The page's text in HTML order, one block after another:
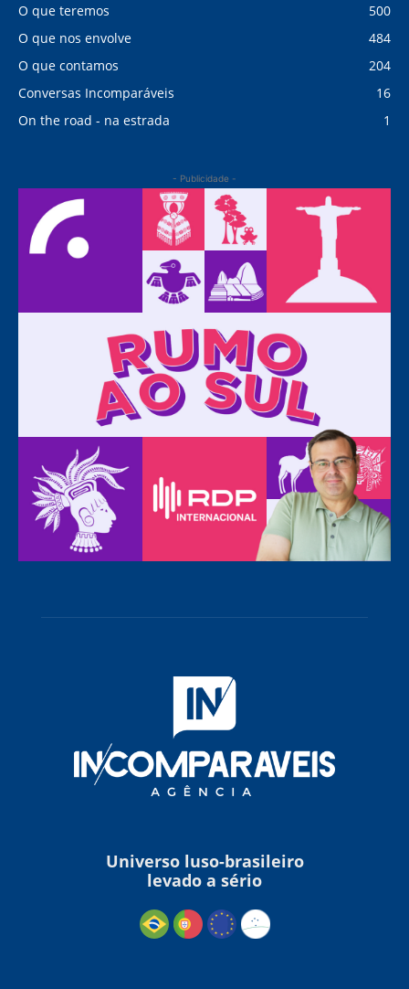
O que teremos
500
O que nos envolve
484
O que contamos
204
Conversas Incomparáveis
16
On the road - na estrada
1
- Publicidade -
Universo luso-brasileiro
levado a sério